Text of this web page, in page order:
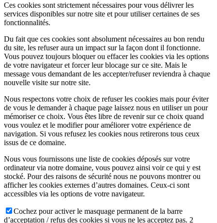
Ces cookies sont strictement nécessaires pour vous délivrer les
services disponibles sur notre site et pour utiliser certaines de ses
fonctionnalités.
Du fait que ces cookies sont absolument nécessaires au bon rendu
du site, les refuser aura un impact sur la façon dont il fonctionne.
Vous pouvez toujours bloquer ou effacer les cookies via les options
de votre navigateur et forcer leur blocage sur ce site. Mais le
message vous demandant de les accepter/refuser reviendra à chaque
nouvelle visite sur notre site.
Nous respectons votre choix de refuser les cookies mais pour éviter
de vous le demander à chaque page laissez nous en utiliser un pour
mémoriser ce choix. Vous êtes libre de revenir sur ce choix quand
vous voulez et le modifier pour améliorer votre expérience de
navigation. Si vous refusez les cookies nous retirerons tous ceux
issus de ce domaine.
Nous vous fournissons une liste de cookies déposés sur votre
ordinateur via notre domaine, vous pouvez ainsi voir ce qui y est
stocké. Pour des raisons de sécurité nous ne pouvons montrer ou
afficher les cookies externes d’autres domaines. Ceux-ci sont
accessibles via les options de votre navigateur.
Cochez pour activer le masquage permanent de la barre
d’acceptation / refus des cookies si vous ne les acceptez pas. 2